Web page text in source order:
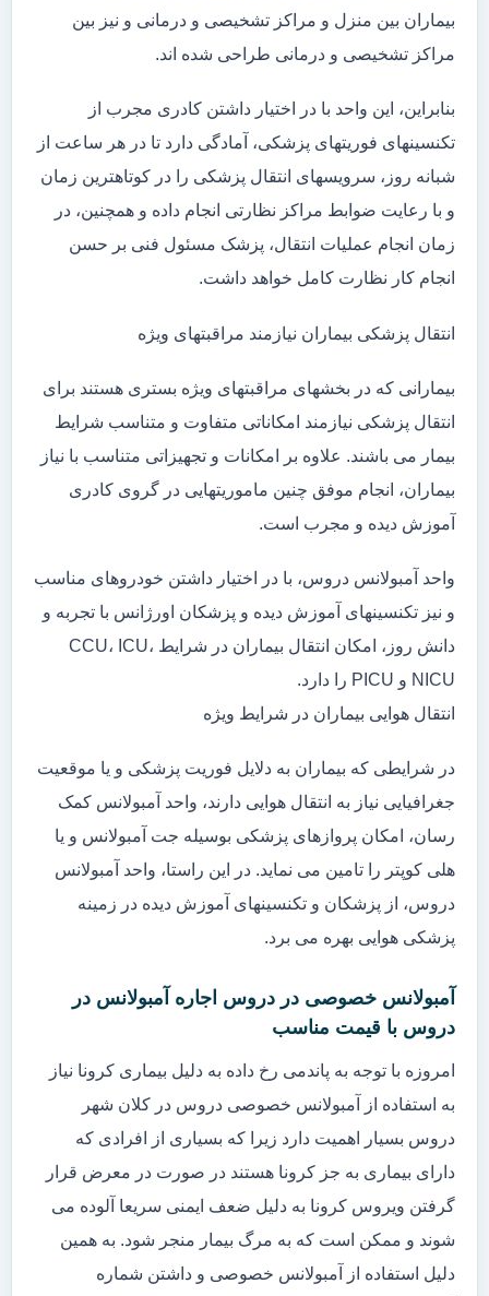
بیماران بین منزل و مراکز تشخیصی و درمانی و نیز بین
مراکز تشخیصی و درمانی طراحی شده اند.
بنابراین، این واحد با در اختیار داشتن کادری مجرب از
تکنسینهای فوریتهای پزشکی، آمادگی دارد تا در هر ساعت از
شبانه روز، سرویسهای انتقال پزشکی را در کوتاهترین زمان
و با رعایت ضوابط مراکز نظارتی انجام داده و همچنین، در
زمان انجام عملیات انتقال، پزشک مسئول فنی بر حسن
انجام کار نظارت کامل خواهد داشت.
انتقال پزشکی بیماران نیازمند مراقبتهای ویژه
بیمارانی که در بخشهای مراقبتهای ویژه بستری هستند برای
انتقال پزشکی نیازمند امکاناتی متفاوت و متناسب شرایط
بیمار می باشند. علاوه بر امکانات و تجهیزاتی متناسب با نیاز
بیماران، انجام موفق چنین ماموریتهایی در گروی کادری
آموزش دیده و مجرب است.
واحد آمبولانس دروس، با در اختیار داشتن خودروهای مناسب
و نیز تکنسینهای آموزش دیده و پزشکان اورژانس با تجربه و
دانش روز، امکان انتقال بیماران در شرایط CCU، ICU،
NICU و PICU را دارد.
انتقال هوایی بیماران در شرایط ویژه
در شرایطی که بیماران به دلایل فوریت پزشکی و یا موقعیت
جغرافیایی نیاز به انتقال هوایی دارند، واحد آمبولانس کمک
رسان، امکان پروازهای پزشکی بوسیله جت آمبولانس و یا
هلی کوپتر را تامین می نماید. در این راستا، واحد آمبولانس
دروس، از پزشکان و تکنسینهای آموزش دیده در زمینه
پزشکی هوایی بهره می برد.
آمبولانس خصوصی در دروس اجاره آمبولانس در
دروس با قیمت مناسب
امروزه با توجه به پاندمی رخ داده به دلیل بیماری کرونا نیاز
به استفاده از آمبولانس خصوصی دروس در کلان شهر
دروس بسیار اهمیت دارد زیرا که بسیاری از افرادی که
دارای بیماری به جز کرونا هستند در صورت در معرض قرار
گرفتن ویروس کرونا به دلیل ضعف ایمنی سریعا آلوده می
شوند و ممکن است که به مرگ بیمار منجر شود. به همین
دلیل استفاده از آمبولانس خصوصی و داشتن شماره